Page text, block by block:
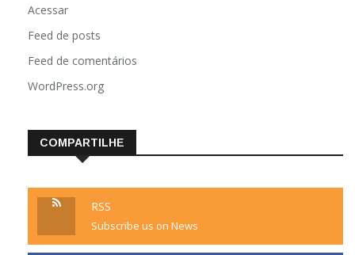
Acessar
Feed de posts
Feed de comentários
WordPress.org
COMPARTILHE
RSS
Subscribe us on News